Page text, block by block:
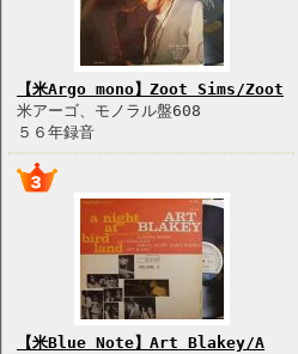
【米Argo mono】Zoot Sims/Zoot
米アーゴ、モノラル盤608
５６年録音
【米Blue Note】Art Blakey/A